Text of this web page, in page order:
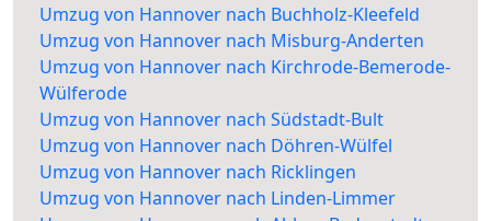
Umzug von Hannover nach Buchholz-Kleefeld
Umzug von Hannover nach Misburg-Anderten
Umzug von Hannover nach Kirchrode-Bemerode-
Wülferode
Umzug von Hannover nach Südstadt-Bult
Umzug von Hannover nach Döhren-Wülfel
Umzug von Hannover nach Ricklingen
Umzug von Hannover nach Linden-Limmer